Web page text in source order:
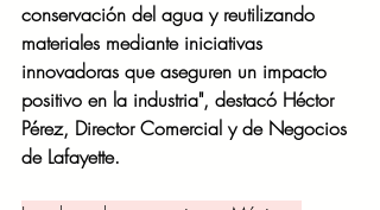
conservación del agua y reutilizando
materiales mediante iniciativas
innovadoras que aseguren un impacto
positivo en la industria", destacó Héctor
Pérez, Director Comercial y de Negocios
de Lafayette.